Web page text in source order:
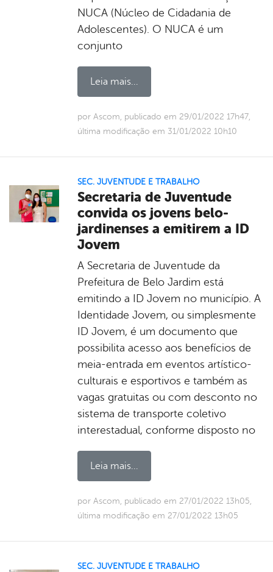
NUCA (Núcleo de Cidadania de
Adolescentes). O NUCA é um
conjunto
Leia mais...
por Ascom, publicado em 29/01/2022 17h47,
última modificação em 31/01/2022 10h10
SEC. JUVENTUDE E TRABALHO
Secretaria de Juventude
convida os jovens belo-
jardinenses a emitirem a ID
Jovem
A Secretaria de Juventude da
Prefeitura de Belo Jardim está
emitindo a ID Jovem no município. A
Identidade Jovem, ou simplesmente
ID Jovem, é um documento que
possibilita acesso aos benefícios de
meia-entrada em eventos artístico-
culturais e esportivos e também as
vagas gratuitas ou com desconto no
sistema de transporte coletivo
interestadual, conforme disposto no
Leia mais...
por Ascom, publicado em 27/01/2022 13h05,
última modificação em 27/01/2022 13h05
SEC. JUVENTUDE E TRABALHO